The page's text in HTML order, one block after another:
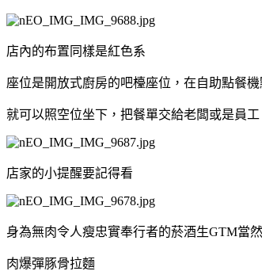
店內的布置同樣是紅色系
座位是開放式廚房的吧檯座位，在自助點餐
就可以照空位坐下，把餐單交給老闆或是員工
店家的小提醒要記得看
身為無肉令人瘦忠實奉行者的菸酒生GTM當
肉爆彈豚骨拉麵